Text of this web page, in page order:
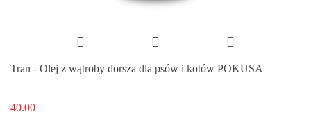
Tran - Olej z wątroby dorsza dla psów i kotów POKUSA
40.00